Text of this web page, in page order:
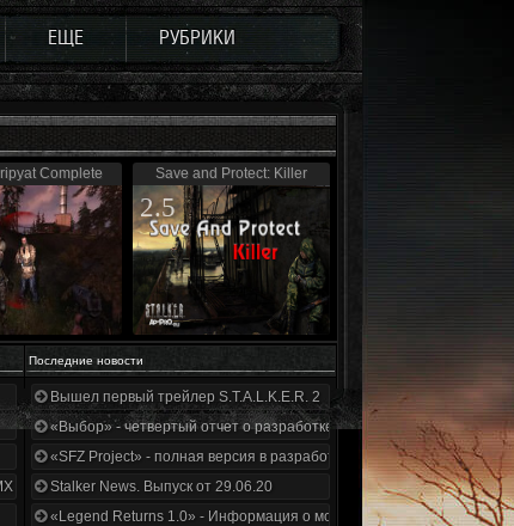
ЕЩЕ РУБРИКИ
Complete Save and Protect: Killer
2.5
Последние новости
1.3.5.ООП.МА.К.
Вышел первый трейлер S.T.A.L.K.E.R. 2
«Выбор» - четвертый отчет о разработке!
«SFZ Project» - полная версия в разработке!
Stalker News. Выпуск от 29.06.20
«Legend Returns 1.0» - Информация о моде за июнь 2020